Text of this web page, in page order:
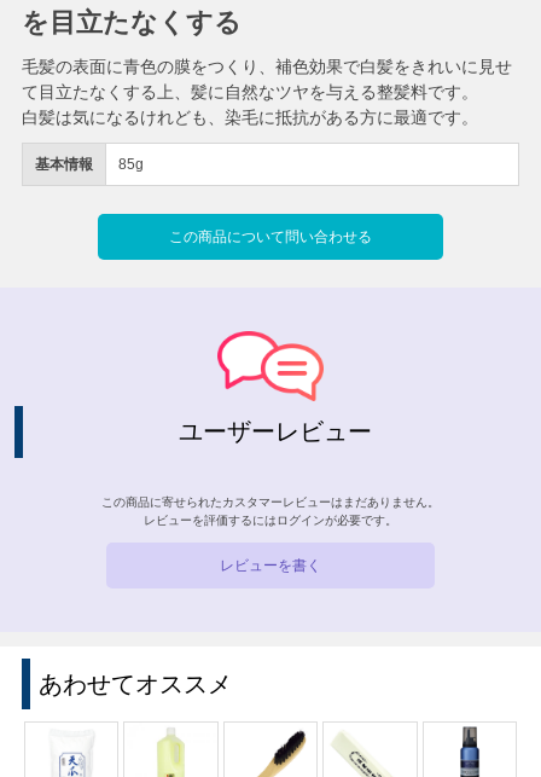
基本情報 85g
この商品について問い合わせる
を目立たなくする
毛髪の表面に青色の膜をつくり、補色効果で白髪をきれいに見せ
て目立たなくする上、髪に自然なツヤを与える整髪料です。
白髪は気になるけれども、染毛に抵抗がある方に最適です。
ユーザーレビュー
この商品に寄せられたカスタマーレビューはまだありません。
レビューを評価するには ログインが必要です。
レビューを書く
あわせてオススメ